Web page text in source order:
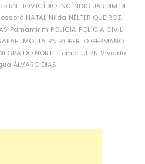
RN HOMICÍDIO INCÊNDIO JARDIM DE
NATAL Nilda NÉLTER QUEIROZ
Parnamirim POLÍCIA POLÍCIA CIVIL
MOTTA RN ROBERTO GERMANO
DO NORTE Temer UFRN Vivaldo
ÁLVARO DIAS